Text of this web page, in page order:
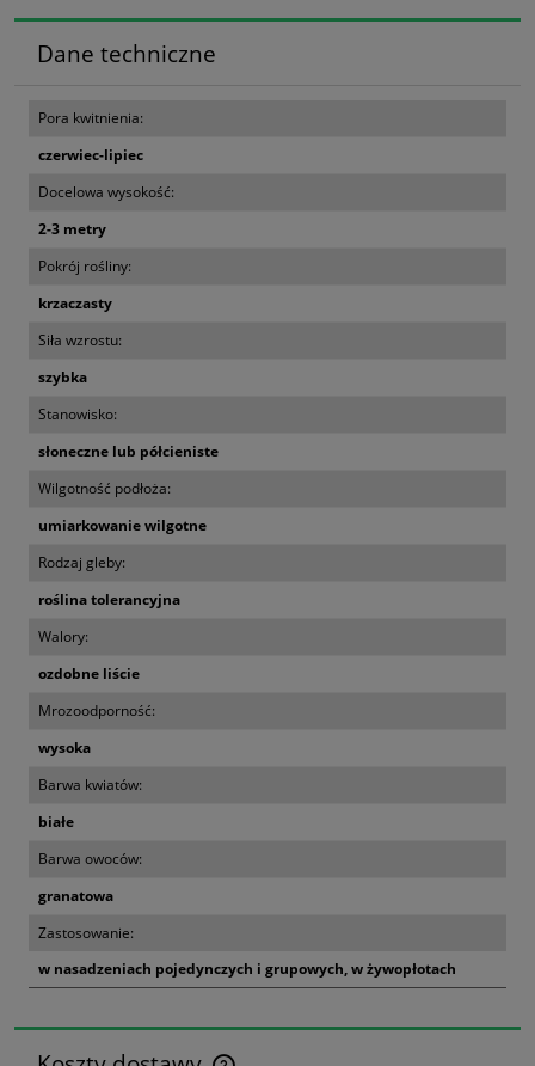
Dane techniczne
Pora kwitnienia:
czerwiec-lipiec
Docelowa wysokość:
2-3 metry
Pokrój rośliny:
krzaczasty
Siła wzrostu:
szybka
Stanowisko:
słoneczne lub półcieniste
Wilgotność podłoża:
umiarkowanie wilgotne
Rodzaj gleby:
roślina tolerancyjna
Walory:
ozdobne liście
Mrozoodporność:
wysoka
Barwa kwiatów:
białe
Barwa owoców:
granatowa
Zastosowanie:
w nasadzeniach pojedynczych i grupowych, w żywopłotach